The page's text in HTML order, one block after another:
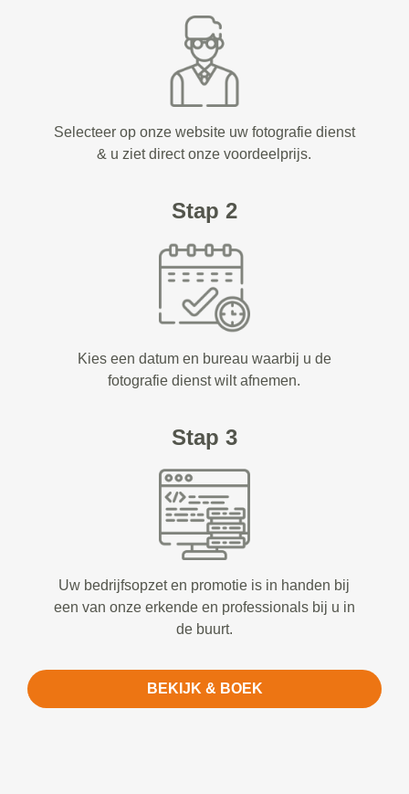
Selecteer op onze website uw fotografie dienst
& u ziet direct onze voordeelprijs.
Stap 2
Kies een datum en bureau waarbij u de
fotografie dienst wilt afnemen.
Stap 3
Uw bedrijfsopzet en promotie is in handen bij
een van onze erkende en professionals bij u in
de buurt.
BEKIJK & BOEK